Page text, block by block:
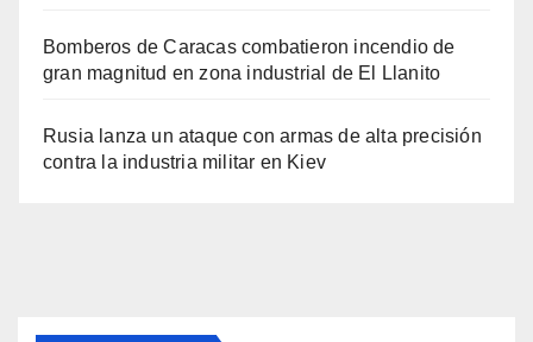
Bomberos de Caracas combatieron incendio de
gran magnitud en zona industrial de El Llanito
Rusia lanza un ataque con armas de alta precisión
contra la industria militar en Kiev